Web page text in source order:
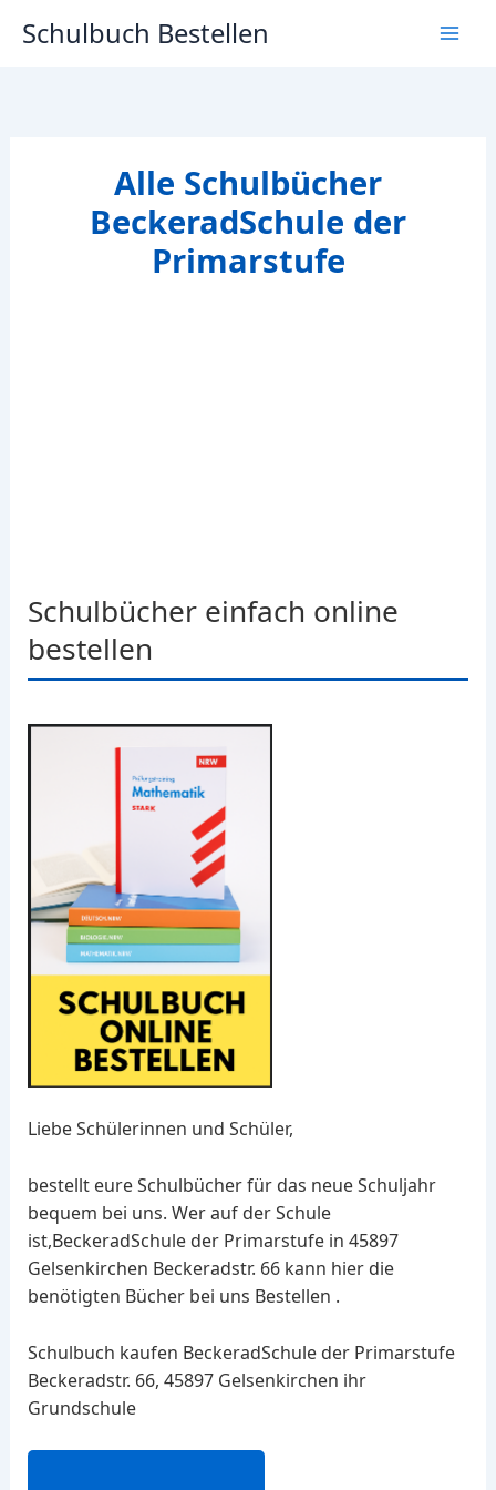
InhaltSchulbuch Bestellen
Alle Schulbücher
BeckeradSchule der
Primarstufe
Schulbücher einfach online
bestellen
Liebe Schülerinnen und Schüler,
bestellt eure Schulbücher für das neue Schuljahr
bequem bei uns. Wer auf der Schule
ist,BeckeradSchule der Primarstufe in 45897
Gelsenkirchen Beckeradstr. 66 kann hier die
benötigten Bücher bei uns Bestellen .
Schulbuch kaufen BeckeradSchule der Primarstufe
Beckeradstr. 66, 45897 Gelsenkirchen ihr
Grundschule